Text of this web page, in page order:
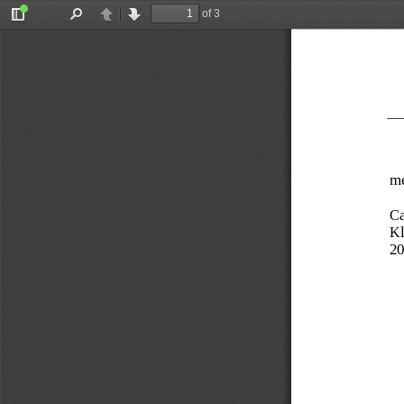
Toggle
PreviousNext
of 3